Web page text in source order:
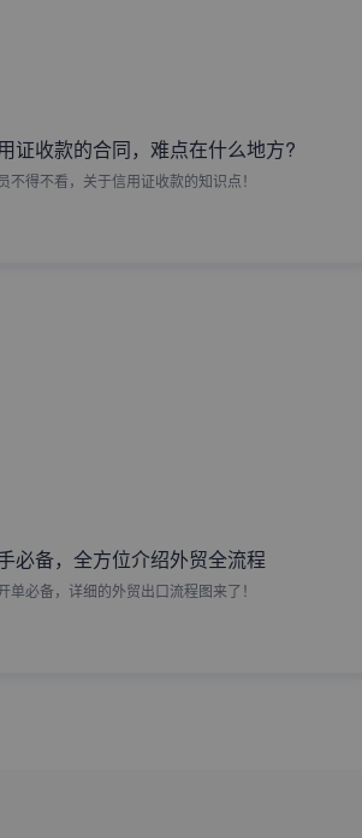
证收款的合同，难点在什么地方?
不得不看，关于信用证收款的知识点！
必备，全方位介绍外贸全流程
单必备，详细的外贸出口流程图来了！